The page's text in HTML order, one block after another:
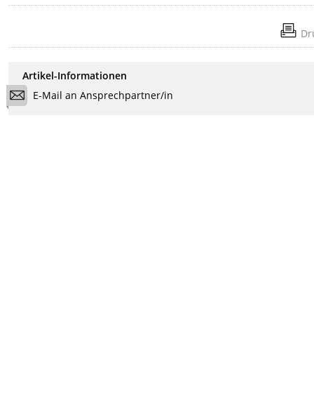
Artikel-Informationen
E-Mail an Ansprechpartner/in